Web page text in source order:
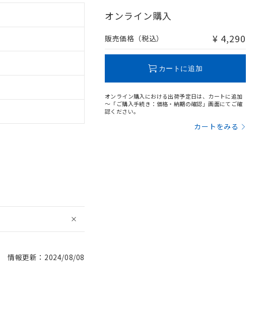
情報更新：2024/08/08
オンライン購入
販売価格（税込） ¥ 4,290
カートに追加
オンライン購入における出荷予定日は、カートに追加
～「ご購入手続き：価格・納期の確認」画面にてご確
認ください。
カートをみる
出す予定はありません。
認中の商品です。